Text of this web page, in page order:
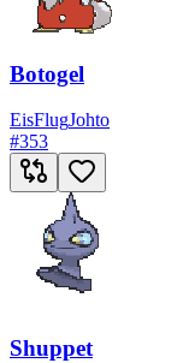
Botogel
EisFlugJohto
#353
Shuppet